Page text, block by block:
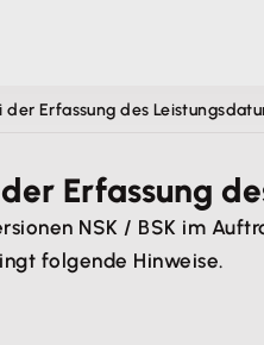
Erfassung des
Erfassung
NSK / BSK im
folgende Hinweise.